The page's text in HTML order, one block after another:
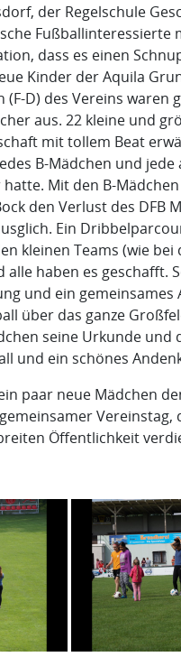
der Regelschule
Fußballinteressierte
dass es einen
Kinder der Aquila
(F-D) des Vereins waren
aus. 22 kleine und
mit tollem Beat
B-Mädchen und
Mit den B-
den Verlust des DFB
Ein
kleinen Teams (wie bei
alle haben es geschafft.
und ein gemeinsames
über das ganze
seine Urkunde und
und ein schönes
paar neue Mädchen
Vereinstag,
Öffentlichkeit